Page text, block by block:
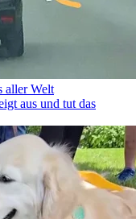
aller Welt
aus und tut das